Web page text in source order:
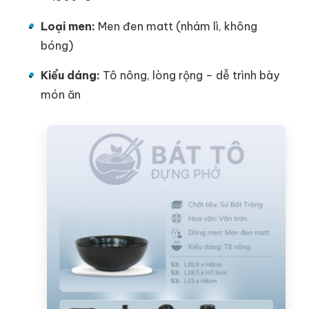
Loại men: Men đen matt (nhám lì, không
bóng)
Kiểu dáng: Tô nông, lòng rộng – dễ trình bày
món ăn